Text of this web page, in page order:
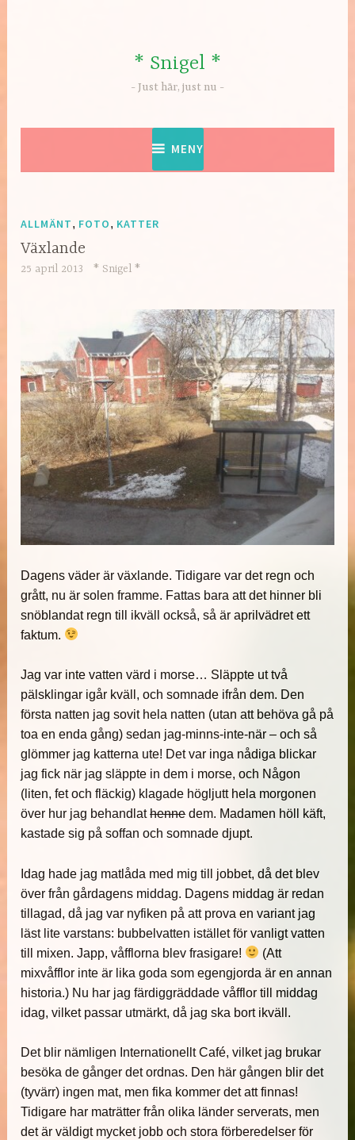
* Snigel *
Just här, just nu
MENY
ALLMÄNT, FOTO, KATTER
Växlande
25 april 2013 * Snigel *
Dagens väder är växlande. Tidigare var det regn och
grått, nu är solen framme. Fattas bara att det hinner bli
snöblandat regn till ikväll också, så är aprilvädret ett
faktum.
Jag var inte vatten värd i morse… Släppte ut två
pälsklingar igår kväll, och somnade ifrån dem. Den
första natten jag sovit hela natten (utan att behöva gå på
toa en enda gång) sedan jag-minns-inte-när – och så
glömmer jag katterna ute! Det var inga nådiga blickar
jag fick när jag släppte in dem i morse, och Någon
(liten, fet och fläckig) klagade högljutt hela morgonen
över hur jag behandlathennedem. Madamen höll käft,
kastade sig på soffan och somnade djupt.
Idag hade jag matlåda med mig till jobbet, då det blev
över från gårdagens middag. Dagens middag är redan
tillagad, då jag var nyfiken på att prova en variant jag
läst lite varstans: bubbelvatten istället för vanligt vatten
till mixen. Japp, våfflorna blev frasigare!
(Att
mixvåfflor inte är lika goda som egengjorda är en annan
historia.) Nu har jag färdiggräddade våfflor till middag
idag, vilket passar utmärkt, då jag ska bort ikväll.
Det blir nämligen Internationellt Café, vilket jag brukar
besöka de gånger det ordnas. Den här gången blir det
(tyvärr) ingen mat, men fika kommer det att finnas!
Tidigare har maträtter från olika länder serverats, men
det är väldigt mycket jobb och stora förberedelser för